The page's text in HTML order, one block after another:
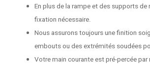
En plus de la rampe et des supports
fixation nécessaire.
Nous assurons toujours une finition
embouts ou des extrémités soudées
Votre main courante est pré-percée